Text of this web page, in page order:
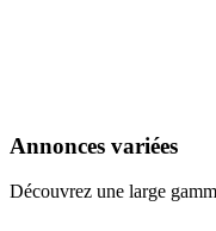
Annonces variées
Découvrez une large